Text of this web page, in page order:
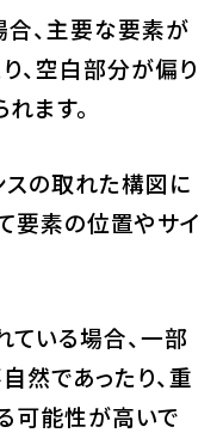
合、主要な要素が
、空白部分が偏り
ます。
スの取れた構図に
要素の位置やサイ
ている場合、一部
然であったり、重
可能性が高いで